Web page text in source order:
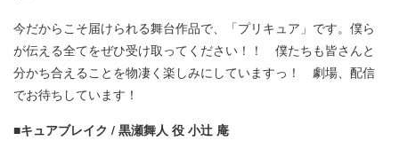
今だからこそ届けられる舞台作品で、「プリキュア」です。僕ら
が伝える全てをぜひ受け取ってください！！ 僕たちも皆さんと
分かち合えることを物凄く楽しみにしていますっ！ 劇場、配信
でお待ちしています！
■キュアブレイク / 黒瀬舞人 役 小辻 庵